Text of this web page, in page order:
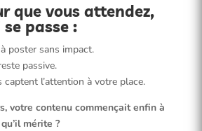
que vous attendez,
passe :
poster sans impact.
passive.
captent l’attention à votre place.
votre contenu commençait enfin à
mérite ?